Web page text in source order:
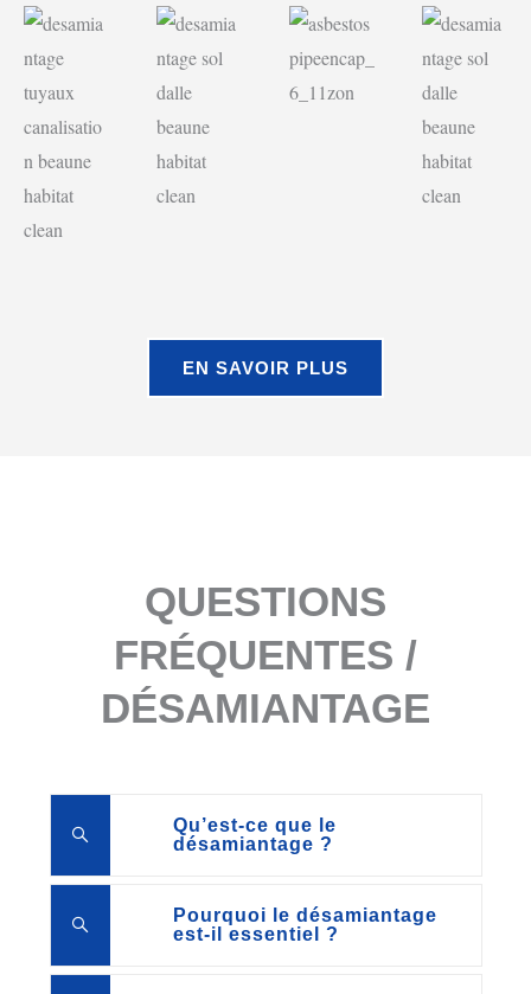
EN SAVOIR PLUS
QUESTIONS
FRÉQUENTES /
DÉSAMIANTAGE
Qu’est-ce que le
désamiantage ?
Pourquoi le désamiantage
est-il essentiel ?